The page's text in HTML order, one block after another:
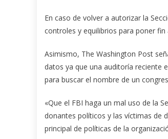
En caso de volver a autorizar la
controles y equilibrios para poner fin
Asimismo, The Washington Post
datos ya que una auditoría reciente
para buscar el nombre de un
«Que el FBI haga un mal uso de la
donantes políticos y las víctimas de
principal de políticas de la